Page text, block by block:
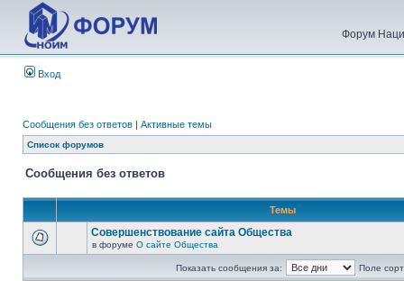
Форум
Вход
Сообщения без ответов | Активные темы
Список форумов
Сообщения без ответов
Темы
Совершенствование сайта Общества
в форуме О сайте Общества
Показать сообщения за:
Поле